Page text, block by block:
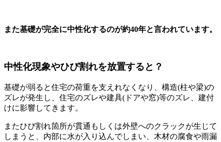
また基礎が完全に中性化するのが約40年と言われています。
中性化現象やひび割れを放置すると？
基礎が弱ると住宅の荷重を支えれなくなり、構造(柱や梁)の
ズレが発生し、住宅のズレや建具(ドアや窓)等のズレ、建付
けに影響してきます。
またひび割れ箇所が貫通もしくは外壁へのクラックが生じて
しまうと、内部に水が入り込んでしまい、木材の腐食や雨漏